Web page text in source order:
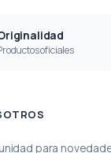
oficiales
para